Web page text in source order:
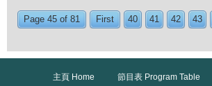
Page 45 of 81 First 40 41 42 43
主頁 Home 節目表 Program Table